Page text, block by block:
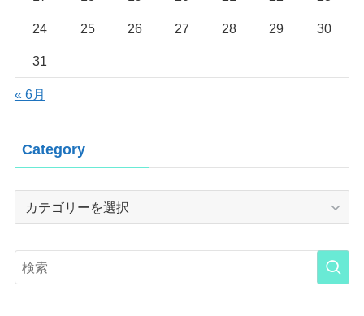
24 25 26 27 28 29 30
31
« 6月
Category
Category